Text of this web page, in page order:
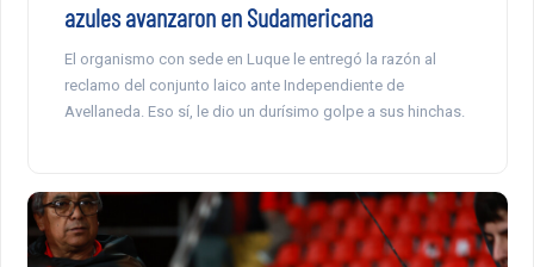
azules avanzaron en Sudamericana
El organismo con sede en Luque le entregó la razón al
reclamo del conjunto laico ante Independiente de
Avellaneda. Eso sí, le dio un durísimo golpe a sus hinchas.